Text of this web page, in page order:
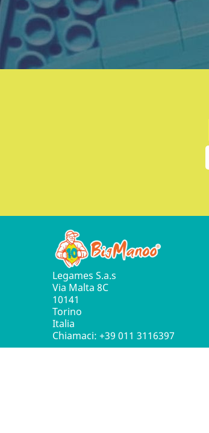
Legames S.a.s
Via Malta 8C
10141
Torino
Italia
Chiamaci: +39 011 3116397